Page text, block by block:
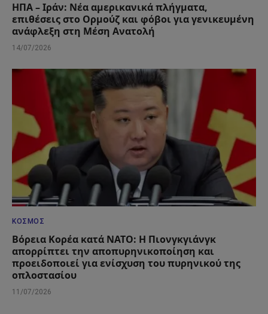
ΗΠΑ – Ιράν: Νέα αμερικανικά πλήγματα,
επιθέσεις στο Ορμούζ και φόβοι για γενικευμένη
ανάφλεξη στη Μέση Ανατολή
14/07/2026
ΚΌΣΜΟΣ
Βόρεια Κορέα κατά ΝΑΤΟ: Η Πιονγκγιάνγκ
απορρίπτει την αποπυρηνικοποίηση και
προειδοποιεί για ενίσχυση του πυρηνικού της
οπλοστασίου
11/07/2026